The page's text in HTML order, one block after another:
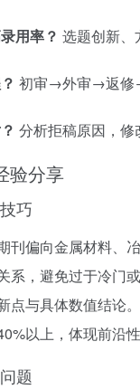
用率？ 选题创新、
初审→外审→返修→
分析拒稿原因，修
验分享
巧
刊偏向金属材料、
系，避免过于冷门
点与具体数值结论
以上，体现前沿性
题